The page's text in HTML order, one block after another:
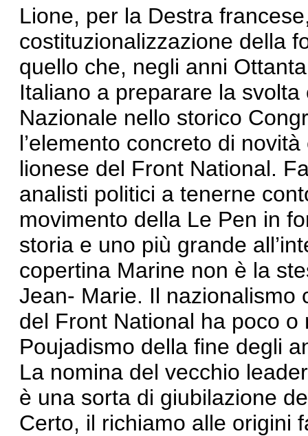
Lione, per la Destra
costituzionalizzazione della
quello che, negli anni
Italiano a preparare la
Nazionale nello storico
l’elemento concreto di
lionese del Front National.
analisti politici a tenerne
movimento della Le Pen in
storia e uno più grande
copertina Marine non è la
Jean- Marie. Il nazionalismo
del Front National ha poco
Poujadismo della fine degli
La nomina del vecchio
è una sorta di giubilazione
Certo, il richiamo alle origini